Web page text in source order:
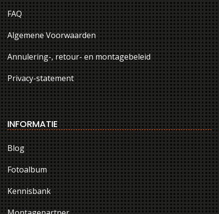
FAQ
Algemene Voorwaarden
Annulering-, retour- en montagebeleid
Privacy-statement
INFORMATIE
Blog
Fotoalbum
Kennisbank